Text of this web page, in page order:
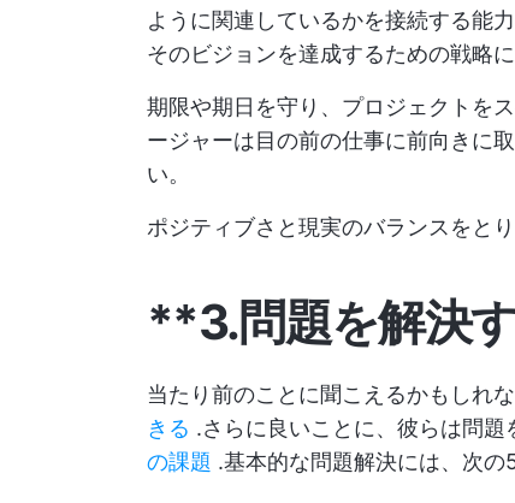
ように関連しているかを接続する能
そのビジョンを達成するための戦略
期限や期日を守り、プロジェクトを
ージャーは目の前の仕事に前向きに
い。
ポジティブさと現実のバランスをと
**3.問題を解決
当たり前のことに聞こえるかもしれ
きる .さらに良いことに、彼らは問題
の課題 .基本的な問題解決には、次の